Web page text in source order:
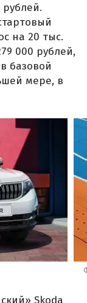
на 20 тыс.
000 рублей,
базовой
мере, в
Skoda